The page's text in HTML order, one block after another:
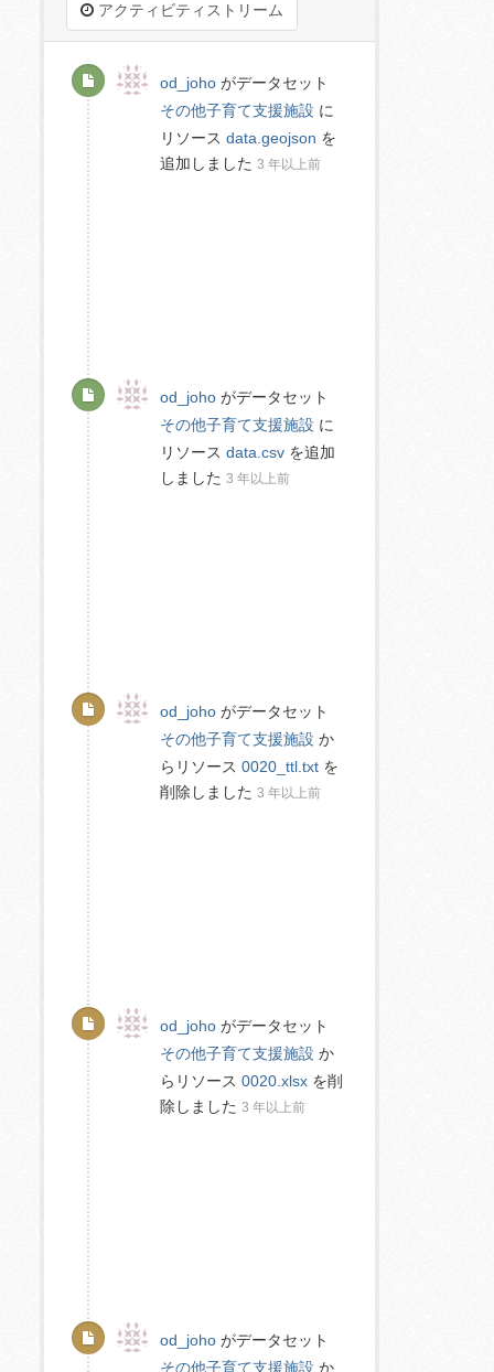
アクティビティストリーム
od_joho がデータセット
その他子育て支援施設 に
リソース data.geojson を
追加しました 3 年以上前
od_joho がデータセット
その他子育て支援施設 に
リソース data.csv を追加
しました 3 年以上前
od_joho がデータセット
その他子育て支援施設 か
らリソース 0020_ttl.txt を
削除しました 3 年以上前
od_joho がデータセット
その他子育て支援施設 か
らリソース 0020.xlsx を削
除しました 3 年以上前
od_joho がデータセット
その他子育て支援施設 か